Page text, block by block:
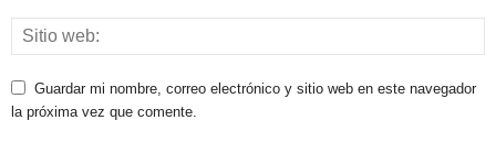
Guardar mi nombre, correo electrónico y sitio web en este navegador
la próxima vez que comente.